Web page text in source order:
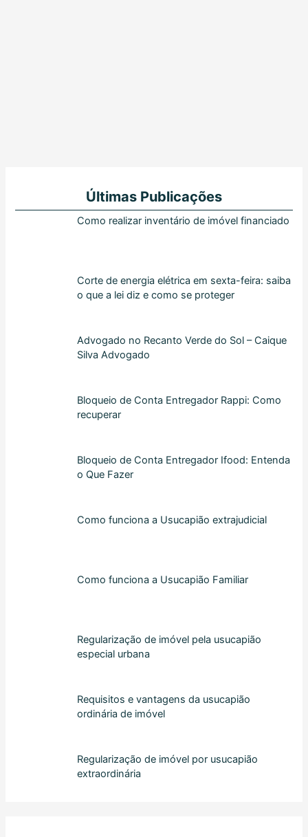
Últimas Publicações
Como realizar inventário de imóvel financiado
Corte de energia elétrica em sexta-feira: saiba
o que a lei diz e como se proteger
Advogado no Recanto Verde do Sol – Caique
Silva Advogado
Bloqueio de Conta Entregador Rappi: Como
recuperar
Bloqueio de Conta Entregador Ifood: Entenda
o Que Fazer
Como funciona a Usucapião extrajudicial
Como funciona a Usucapião Familiar
Regularização de imóvel pela usucapião
especial urbana
Requisitos e vantagens da usucapião
ordinária de imóvel
Regularização de imóvel por usucapião
extraordinária